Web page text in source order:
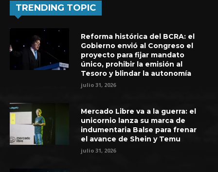
TRENDING TOPIC
Reforma histórica del BCRA: el
Gobierno envió al Congreso el
proyecto para fijar mandato
único, prohibir la emisión al
Tesoro y blindar la autonomía
julio 31, 2026
Mercado Libre va a la guerra: el
unicornio lanza su marca de
indumentaria Balse para frenar
el avance de Shein y Temu
julio 31, 2026